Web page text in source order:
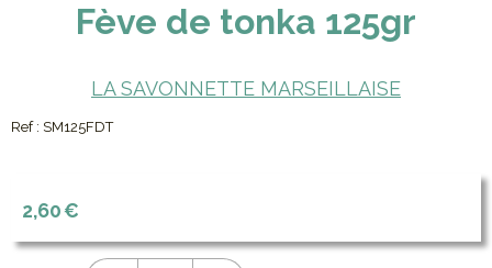
Fève de tonka 125gr
LA SAVONNETTE MARSEILLAISE
Ref : SM125FDT
2,60€